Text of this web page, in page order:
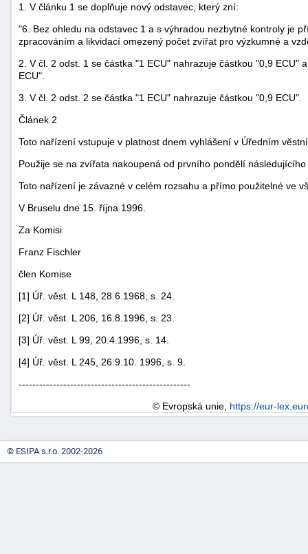
1. V článku 1 se doplňuje nový odstavec, který zní:
"6. Bez ohledu na odstavec 1 a s výhradou nezbytné kontroly je
zpracováním a likvidací omezený počet zvířat pro výzkumné a
2. V čl. 2 odst. 1 se částka "1 ECU" nahrazuje částkou "0,9 ECU"
ECU".
3. V čl. 2 odst. 2 se částka "1 ECU" nahrazuje částkou "0,9 ECU".
Článek 2
Toto nařízení vstupuje v platnost dnem vyhlášení v Úředním
Použije se na zvířata nakoupená od prvního pondělí
Toto nařízení je závazné v celém rozsahu a přímo použitelné ve
V Bruselu dne 15. října 1996.
Za Komisi
Franz Fischler
člen Komise
[1] Úř. věst. L 148, 28.6.1968, s. 24.
[2] Úř. věst. L 206, 16.8.1996, s. 23.
[3] Úř. věst. L 99, 20.4.1996, s. 14.
[4] Úř. věst. L 245, 26.9.10. 1996, s. 9.
--------------------------------------------------
© Evropská unie, https://eur-
+náhrady
© ESIPA s.r.o. 2002-2026